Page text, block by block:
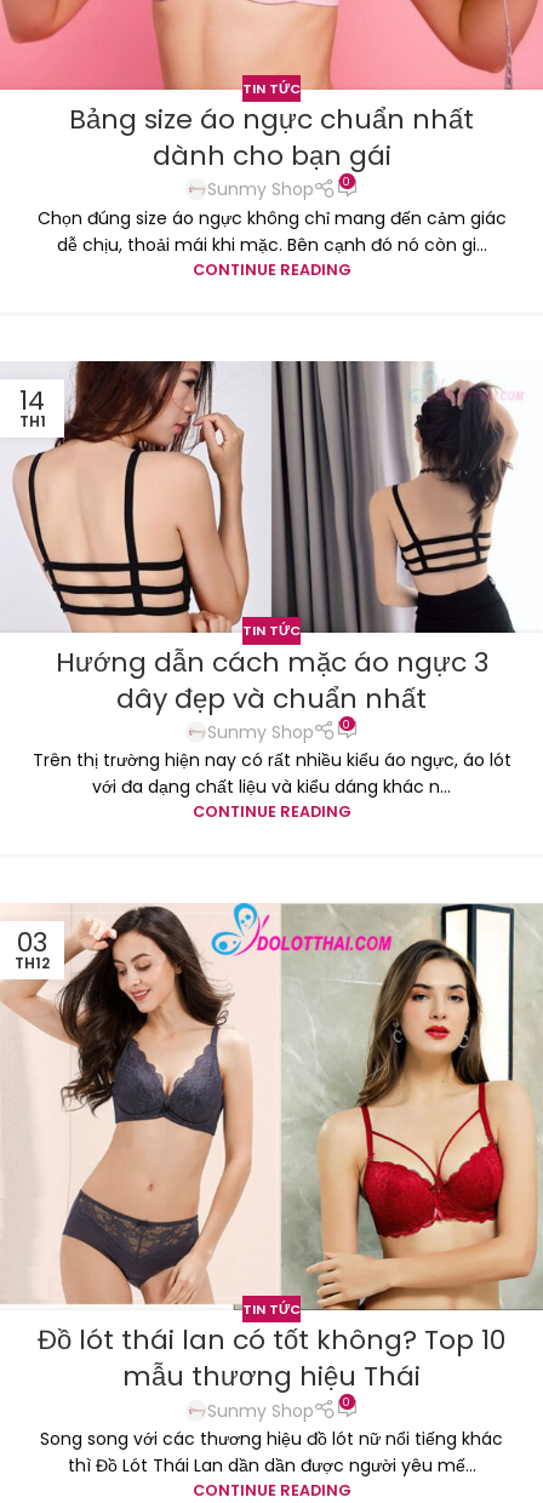
TIN TỨC
Bảng size áo ngực chuẩn nhất
dành cho bạn gái
Sunmy Shop 0
Chọn đúng size áo ngực không chỉ mang đến cảm giác
dễ chịu, thoải mái khi mặc. Bên cạnh đó nó còn gi...
CONTINUE READING
14
TH1
TIN TỨC
Hướng dẫn cách mặc áo ngực 3
dây đẹp và chuẩn nhất
Sunmy Shop 0
Trên thị trường hiện nay có rất nhiều kiểu áo ngực, áo lót
với đa dạng chất liệu và kiểu dáng khác n...
CONTINUE READING
03
TH12
TIN TỨC
Đồ lót thái lan có tốt không? Top 10
mẫu thương hiệu Thái
Sunmy Shop 0
Song song với các thương hiệu đồ lót nữ nổi tiếng khác
thì Đồ Lót Thái Lan dần dần được người yêu mế...
CONTINUE READING